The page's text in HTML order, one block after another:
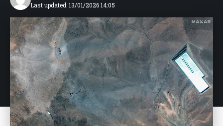
Last updated: 13/01/2026 14:05